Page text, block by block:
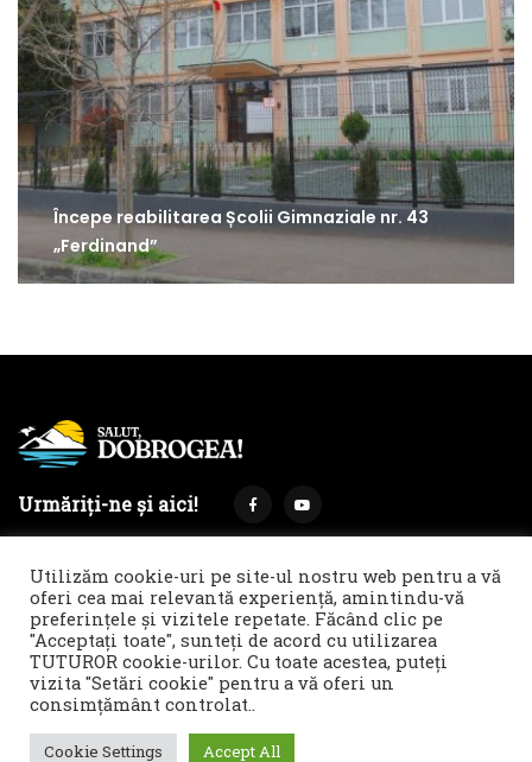
Începe reabilitarea Școlii Gimnaziale nr. 43
„Ferdinand”
Urmăriți-ne și aici!
Termeni și condiții
Politica de cookies & GDPR
Noi îți facem reclamă!
© 2021 Salut, Dobrogea! - Ziar de informare și atitudine || E-
Utilizăm cookie-uri pe site-ul nostru web pentru a vă
oferi cea mai relevantă experiență, amintindu-vă
preferințele și vizitele repetate. Făcând clic pe
"Acceptați toate", sunteți de acord cu utilizarea
TUTUROR cookie-urilor. Cu toate acestea, puteți
vizita "Setări cookie" pentru a vă oferi un
consimțământ controlat..
Cookie Settings Accept All